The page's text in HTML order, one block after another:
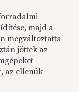
majd a
megváltoztatta
jöttek az
az ellenük